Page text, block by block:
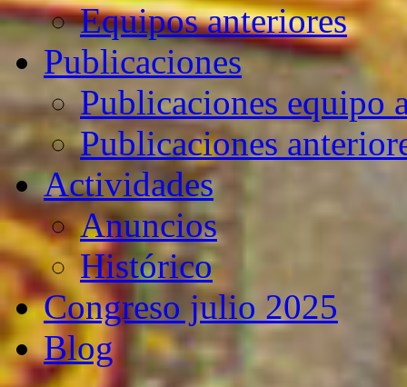
Equipos anteriores
Publicaciones
Publicaciones equipo
Publicaciones
Actividades
Anuncios
Histórico
Congreso julio 2025
Blog